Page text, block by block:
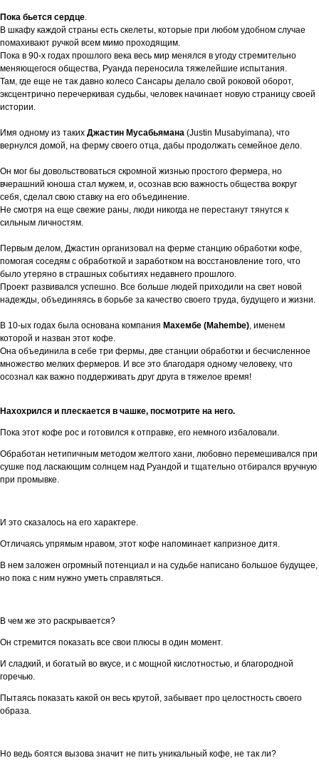
Пока бьется сердце
В шкафу каждой страны есть скелеты, которые при любом удобном случае
помахивают ручкой всем мимо проходящим.
Пока в 90-х годах прошлого века весь мир менялся в угоду стремительно
меняющегося общества, Руанда переносила тяжелейшие испытания.
Там, где еще не так давно колесо Сансары делало свой роковой оборот,
эксцентрично перечеркивая судьбы, человек начинает новую страницу своей
истории.
Имя одному из таких Джастин Мусабьямана (Justin Musabyimana), что
вернулся домой, на ферму своего отца, дабы продолжать семейное дело.
Он мог бы довольствоваться скромной жизнью простого фермера, но
вчерашний юноша стал мужем, и, осознав всю важность общества вокруг
себя, сделал свою ставку на его объединение.
Не смотря на еще свежие раны, люди никогда не перестанут тянутся к
сильным личностям.
Первым делом, Джастин организовал на ферме станцию обработки кофе,
помогая соседям с обработкой и заработком на восстановление того, что
было утеряно в страшных событиях недавнего прошлого.
Проект развивался успешно. Все больше людей приходили на свет новой
надежды, объединяясь в борьбе за качество своего труда, будущего и жизни.
В 10-ых годах была основана компания Махембе (Mahembe) , именем
которой и назван этот кофе.
Она объединила в себе три фермы, две станции обработки и бесчисленное
множество мелких фермеров. И все это благодаря одному человеку, что
осознал как важно поддерживать друг друга в тяжелое время!
Нахохрился и плескается в чашке, посмотрите на него.
Пока этот кофе рос и готовился к отправке, его немного избаловали.
Обработан нетипичным методом желтого хани, любовно перемешивался при
сушке под ласкающим солнцем над Руандой и тщательно отбирался вручную
при промывке.
И это сказалось на его характере.
Отличаясь упрямым нравом, этот кофе напоминает капризное дитя.
В нем заложен огромный потенциал и на судьбе написано большое будущее,
но пока с ним нужно уметь справляться.
В чем же это раскрывается?
Он стремится показать все свои плюсы в один момент.
И сладкий, и богатый во вкусе, и с мощной кислотностью, и благородной
горечью.
Пытаясь показать какой он весь крутой, забывает про целостность своего
образа.
Но ведь боятся вызова значит не пить уникальный кофе, не так ли?